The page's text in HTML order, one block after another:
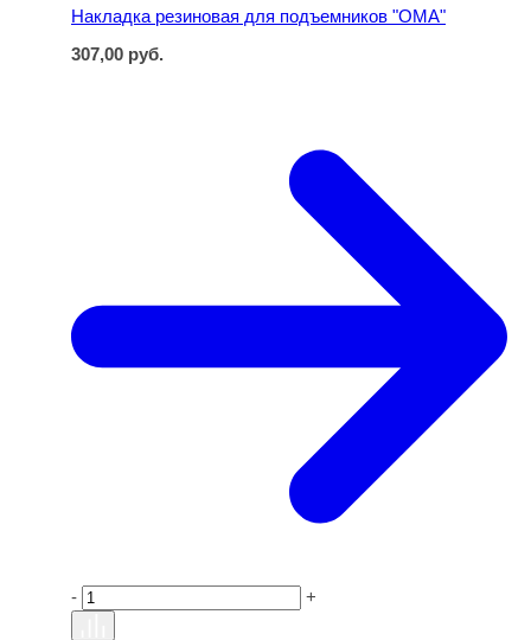
Накладка резиновая для подъемников "ОМА"
307,00 руб.
- +